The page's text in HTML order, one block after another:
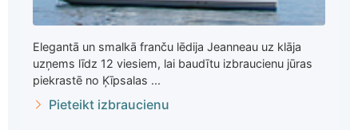
Elegantā un smalkā franču lēdija Jeanneau uz klāja
uzņems līdz 12 viesiem, lai baudītu izbraucienu jūras
piekrastē no Ķīpsalas ...
Pieteikt izbraucienu